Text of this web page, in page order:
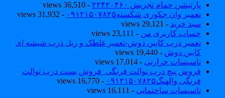
پارتیشن حمام تجریش ۲۲۴۲۰۴۶۰
- 36,510 views
تعمیر وان جکوزی شکسته۰۹۱۲۱۵۰۷۸۲۵
- 31,932 views
سبد خرید - 29,121 views
حساب کاربری من- 23,111 views
تعمیر درب کابین دوش-تعمیر غلطک و ریل درب شیشه ای
کابین دوش- 19,440 views
تاسیسات حرارتی- 17,014 views
فروش پیچ درب توالت فرنگی_فروش بست درب توالت
فرنگی والهنگ۰۹۱۲۱۵۰۷۸۲۵
- 16,770 views
تاسیسات ساختمانی- 16,111 views